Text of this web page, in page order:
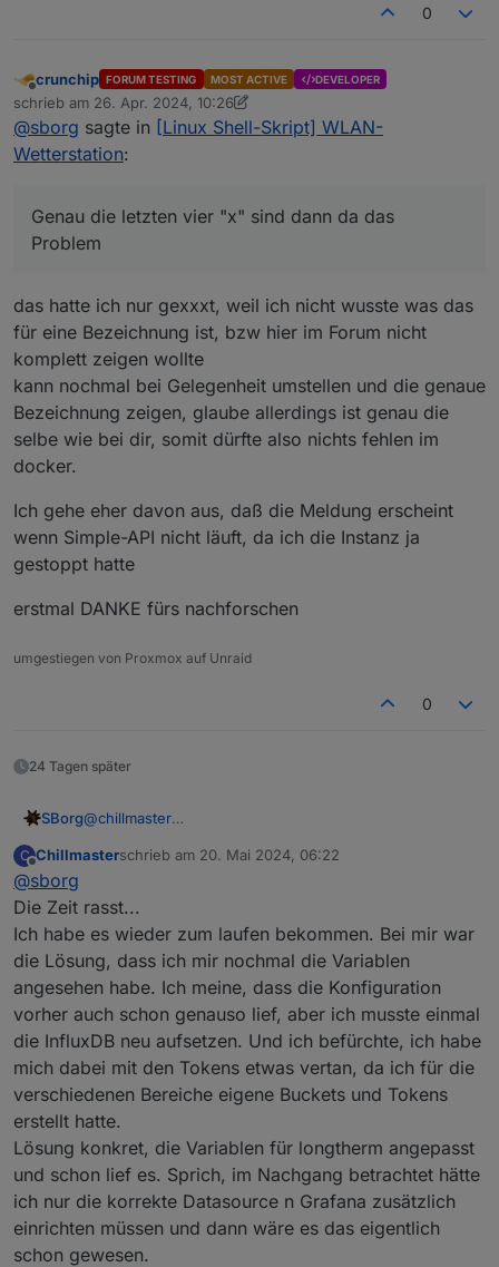
0
Offline
crunchip FORUM TESTING MOST ACTIVE DEVELOPER
schrieb am 26. Apr. 2024, 10:26
zuletzt editiert von crunchip
@sborg sagte in [Linux Shell-Skript] WLAN-
Wetterstation:
Genau die letzten vier "x" sind dann da das
Problem
das hatte ich nur gexxxt, weil ich nicht wusste was das
für eine Bezeichnung ist, bzw hier im Forum nicht
komplett zeigen wollte
kann nochmal bei Gelegenheit umstellen und die genaue
Bezeichnung zeigen, glaube allerdings ist genau die
selbe wie bei dir, somit dürfte also nichts fehlen im
docker.
Ich gehe eher davon aus, daß die Meldung erscheint
wenn Simple-API nicht läuft, da ich die Instanz ja
gestoppt hatte
erstmal DANKE fürs nachforschen
umgestiegen von Proxmox auf Unraid
0
24 Tagen später
SBorg@chillmaster
alles gut :)
möchte, selbst wenn Daten vorhanden sind. Das habe
ich schlichtweg einfach nicht vorgesehen. Es wird
automatisch immer eine Statistik vom "aktuellen Tag -1"
erstellt (also heute im Laufe des Tages starten geht
schon, es wird aber immer nur "gestern" erstellt). Ist
aber eigentlich auch nicht dein Problem, denn dein
Eingangsproblem ist "...empty array...", dass heißt er
kann überhaupt nicht die InfluxDB erreichen per
Javascript. Mal korrektes Bucket und Instanz unterstellt,
sind ioB und InfluxDB auf der selben Maschine?
C
Offline
Chillmasterschrieb am 20. Mai 2024, 06:22
zuletzt editiert von
@sborg
Die Zeit rasst...
Ich habe es wieder zum laufen bekommen. Bei mir war
die Lösung, dass ich mir nochmal die Variablen
angesehen habe. Ich meine, dass die Konfiguration
vorher auch schon genauso lief, aber ich musste einmal
die InfluxDB neu aufsetzen. Und ich befürchte, ich habe
mich dabei mit den Tokens etwas vertan, da ich für die
verschiedenen Bereiche eigene Buckets und Tokens
erstellt hatte.
Lösung konkret, die Variablen für longtherm angepasst
und schon lief es. Sprich, im Nachgang betrachtet hätte
ich nur die korrekte Datasource n Grafana zusätzlich
einrichten müssen und dann wäre es das eigentlich
schon gewesen.